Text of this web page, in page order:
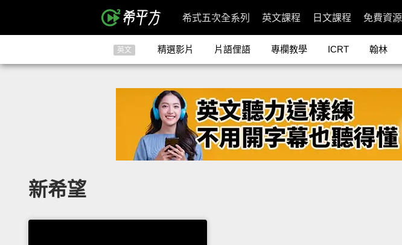
希式五次全系列 英文課程 日文課程 免費資源
英文 精選影片 片語俚語 專欄教學 ICRT 翰林
新希望